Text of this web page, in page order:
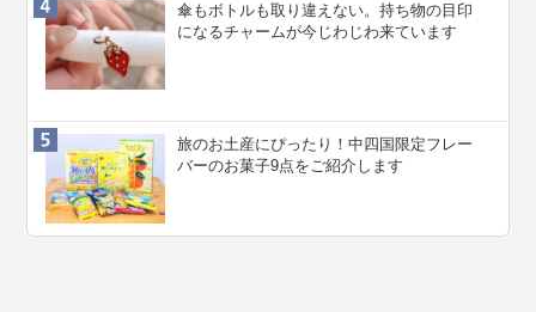
傘もボトルも取り違えない。持ち物の目印
になるチャームが今じわじわ来ています
旅のお土産にぴったり！中四国限定フレー
バーのお菓子9点をご紹介します